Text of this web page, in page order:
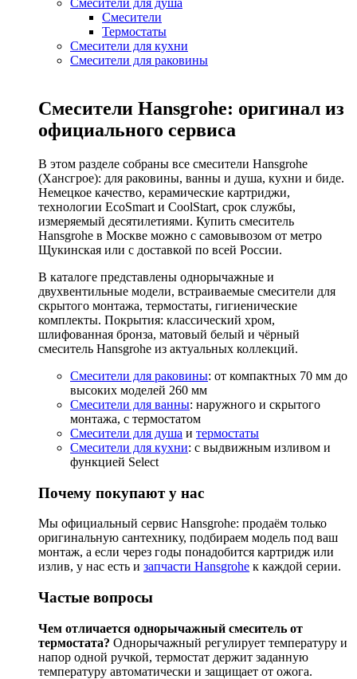
Смесители для душа
Смесители
Термостаты
Смесители для кухни
Смесители для раковины
Смесители Hansgrohe: оригинал из
официального сервиса
В этом разделе собраны все смесители Hansgrohe
(Хансгрое): для раковины, ванны и душа, кухни и биде.
Немецкое качество, керамические картриджи,
технологии EcoSmart и CoolStart, срок службы,
измеряемый десятилетиями. Купить смеситель
Hansgrohe в Москве можно с самовывозом от метро
Щукинская или с доставкой по всей России.
В каталоге представлены однорычажные и
двухвентильные модели, встраиваемые смесители для
скрытого монтажа, термостаты, гигиенические
комплекты. Покрытия: классический хром,
шлифованная бронза, матовый белый и чёрный
смеситель Hansgrohe из актуальных коллекций.
Смесители для раковины: от компактных 70 мм до
высоких моделей 260 мм
Смесители для ванны: наружного и скрытого
монтажа, с термостатом
Смесители для душа и термостаты
Смесители для кухни: с выдвижным изливом и
функцией Select
Почему покупают у нас
Мы официальный сервис Hansgrohe: продаём только
оригинальную сантехнику, подбираем модель под ваш
монтаж, а если через годы понадобится картридж или
излив, у нас есть и запчасти Hansgrohe к каждой серии.
Частые вопросы
Чем отличается однорычажный смеситель от
термостата? Однорычажный регулирует температуру и
напор одной ручкой, термостат держит заданную
температуру автоматически и защищает от ожога.